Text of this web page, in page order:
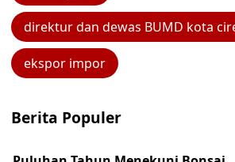
direktur dan dewas BUMD kota
ekspor impor
Berita Populer